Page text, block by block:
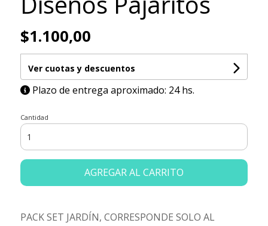
$1.100,00
Ver cuotas y descuentos
Plazo de entrega aproximado: 24 hs.
Cantidad
AGREGAR AL CARRITO
PACK SET JARDÍN, CORRESPONDE SOLO AL